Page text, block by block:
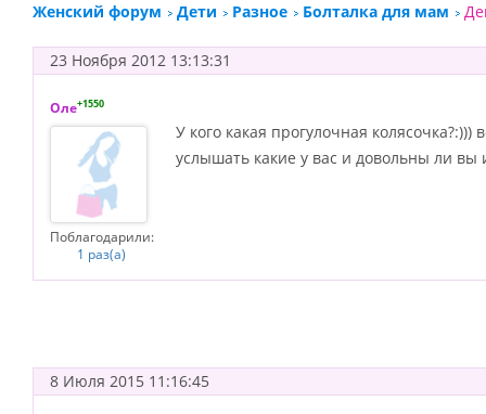
Женский форум Дети Разное Болталка для мам
23 Ноября 2012 13:13:31
Оле+1550
Поблагодарили:
1 раз(а)
У кого какая прогулочная
услышать какие у вас и довольны ли вы
8 Июля 2015 11:16:45